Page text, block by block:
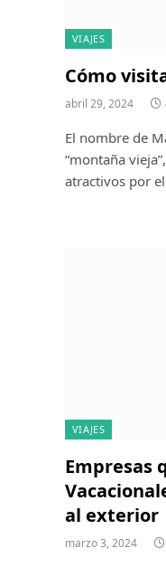
VIAJES
Cómo
abril 29, 2024
El nombre de
“montaña
atractivos por
VIAJES
Empresas
al exterior
marzo 3, 2024